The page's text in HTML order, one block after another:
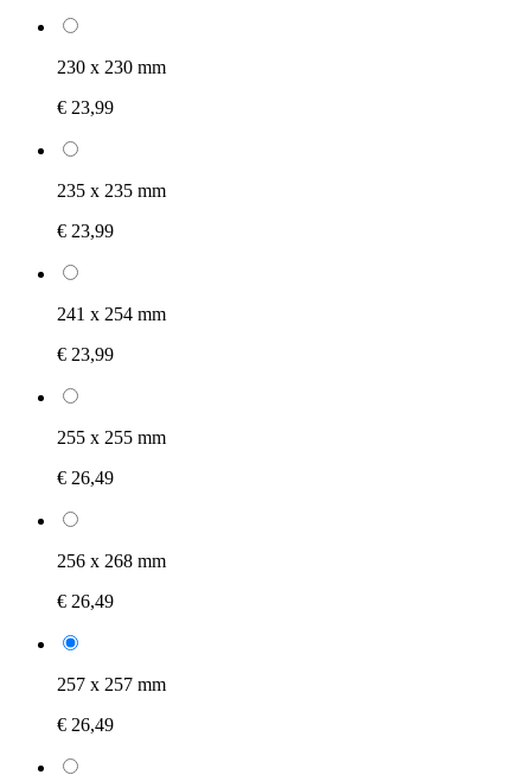
230 x 230 mm
€ 23,99
235 x 235 mm
€ 23,99
241 x 254 mm
€ 23,99
255 x 255 mm
€ 26,49
256 x 268 mm
€ 26,49
257 x 257 mm
€ 26,49